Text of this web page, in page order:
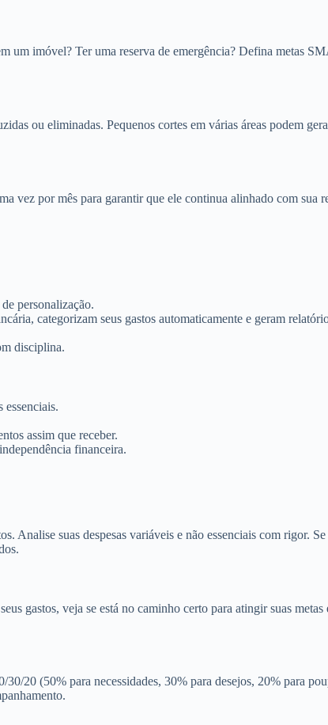
um imóvel? Ter uma reserva de emergência? Defina metas
ou eliminadas. Pequenos cortes em várias áreas podem
vez por mês para garantir que ele continua alinhado com sua
personalização.
categorizam seus gastos automaticamente e geram
disciplina.
essenciais.
assim que receber.
financeira.
Analise suas despesas variáveis e não essenciais com rigor.
gastos, veja se está no caminho certo para atingir suas metas
20 (50% para necessidades, 30% para desejos, 20% para